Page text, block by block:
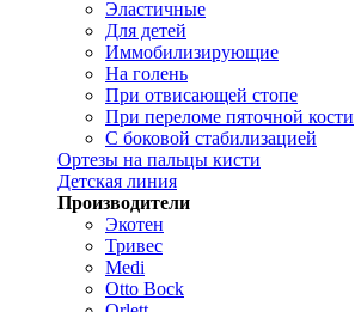
Эластичные
Для детей
Иммобилизирующие
На голень
При отвисающей стопе
При переломе пяточной кости
С боковой стабилизацией
Ортезы на пальцы кисти
Детская линия
Производители
Экотен
Тривес
Medi
Otto Bock